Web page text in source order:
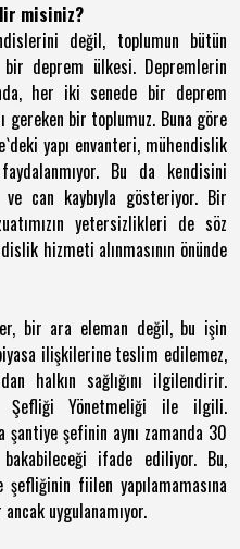
misiniz?
değil, toplumun bütün
deprem ülkesi. Depremlerin
her iki senede bir deprem
gereken bir toplumuz. Buna göre
yapı envanteri, mühendislik
Bu da kendisini
can kaybıyla gösteriyor. Bir
yetersizlikleri de söz
hizmeti alınmasının önünde
bir ara eleman değil, bu işin
ilişkilerine teslim edilemez,
halkın sağlığını ilgilendirir.
Şefliği Yönetmeliği ile ilgili.
şefinin aynı zamanda 30
ifade ediliyor. Bu,
fiilen yapılamamasına
uygulanamıyor.